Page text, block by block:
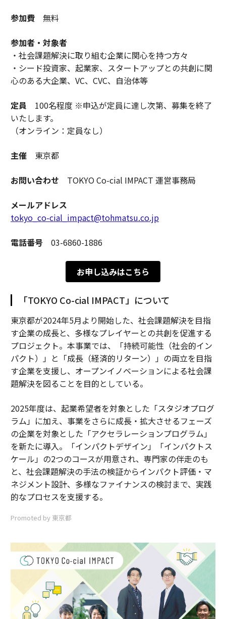
参加費無料
参加者・対象者
・社会課題解決に取り組む企業に関心を持つ方々
・シード投資家、起業家、スタートアップとの共創に関
心のある大企業、VC、CVC、自治体等
定員 100名程度 ※申込が定員に達し次第、募集を終了
いたします。
（オンライン：定員なし）
主催東京都
お問い合わせ TOKYO Co-cial IMPACT 運営事務局
メールアドレス
tokyo_co-cial_impact@tohmatsu.co.jp
電話番号 03-6860-1886
お申し込みはこちら
「TOKYO Co-cial IMPACT」について
東京都が2024年5月より開始した、社会課題解決を目指
す企業の成長と、多様なプレイヤーとの共創を促進する
プロジェクト。本事業では、「持続可能性（社会的イン
パクト）」と「成長（経済的リターン）」の両立を目指
す企業を支援し、オープンイノベーションによる社会課
題解決を図ることを目的としている。
2025年度は、起業希望者を対象とした「スタジオプログ
ラム」に加え、事業をさらに成長・拡大させるフェーズ
の企業を対象とした「アクセラレーションプログラム」
を新たに導入。「インパクトデザイン」「インパクトス
ケール」の2つのコースが用意され、専門家の伴走のも
と、社会課題解決の手法の検証からインパクト評価・マ
ネジメント設計、多様なファイナンスの検討まで、実践
的なプロセスを支援する。
Promoted by 東京都